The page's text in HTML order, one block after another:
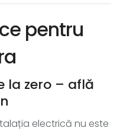
pentru
la zero – află
electrică nu este